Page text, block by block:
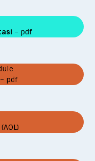
– pdf
– pdf